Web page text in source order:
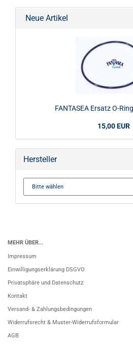
Neue Artikel
FANTASEA Ersatz O-
15,00 EUR
Hersteller
MEHR ÜBER...
Impressum
Einwilligungserklärung DSGVO
Privatsphäre und Datenschutz
Kontakt
Versand- & Zahlungsbedingungen
Widerrufsrecht & Muster-Widerrufsformular
AGB